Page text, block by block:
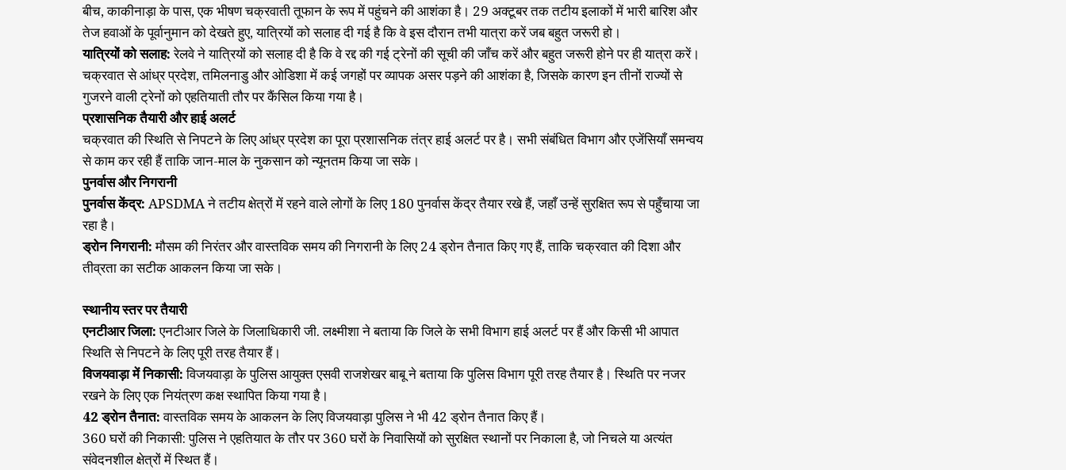
बीच, काकीनाड़ा के पास, एक भीषण चक्रवाती तूफान के रूप में पहुंचने की आशंका है। 29 अक्टूबर तक तटीय इलाकों में भारी बारिश और
तेज हवाओं के पूर्वानुमान को देखते हुए, यात्रियों को सलाह दी गई है कि वे इस दौरान तभी यात्रा करें जब बहुत जरूरी हो।
यात्रियों को सलाह:रेलवे ने यात्रियों को सलाह दी है कि वे रद्द की गई ट्रेनों की सूची की जाँच करें और बहुत जरूरी होने पर ही यात्रा करें।
चक्रवात से आंध्र प्रदेश, तमिलनाडु और ओडिशा में कई जगहों पर व्यापक असर पड़ने की आशंका है, जिसके कारण इन तीनों राज्यों से
गुजरने वाली ट्रेनों को एहतियाती तौर पर कैंसिल किया गया है।
प्रशासनिक तैयारी और हाई अलर्ट
चक्रवात की स्थिति से निपटने के लिए आंध्र प्रदेश का पूरा प्रशासनिक तंत्र हाई अलर्ट पर है। सभी संबंधित विभाग और एजेंसियाँ समन्वय
से काम कर रही हैं ताकि जान-माल के नुकसान को न्यूनतम किया जा सके।
पुनर्वास और निगरानी
पुनर्वास केंद्र: APSDMA ने तटीय क्षेत्रों में रहने वाले लोगों के लिए 180 पुनर्वास केंद्र तैयार रखे हैं, जहाँ उन्हें सुरक्षित रूप से पहुँचाया जा
रहा है।
ड्रोन निगरानी:मौसम की निरंतर और वास्तविक समय की निगरानी के लिए 24 ड्रोन तैनात किए गए हैं, ताकि चक्रवात की दिशा और
तीव्रता का सटीक आकलन किया जा सके।
स्थानीय स्तर पर तैयारी
एनटीआर जिला:एनटीआर जिले के जिलाधिकारी जी. लक्ष्मीशा ने बताया कि जिले के सभी विभाग हाई अलर्ट पर हैं और किसी भी आपात
स्थिति से निपटने के लिए पूरी तरह तैयार हैं।
विजयवाड़ा में निकासी:विजयवाड़ा के पुलिस आयुक्त एसवी राजशेखर बाबू ने बताया कि पुलिस विभाग पूरी तरह तैयार है। स्थिति पर नजर
रखने के लिए एक नियंत्रण कक्ष स्थापित किया गया है।
42 ड्रोन तैनात:वास्तविक समय के आकलन के लिए विजयवाड़ा पुलिस ने भी 42 ड्रोन तैनात किए हैं।
360 घरों की निकासी: पुलिस ने एहतियात के तौर पर 360 घरों के निवासियों को सुरक्षित स्थानों पर निकाला है, जो निचले या अत्यंत
संवेदनशील क्षेत्रों में स्थित हैं।